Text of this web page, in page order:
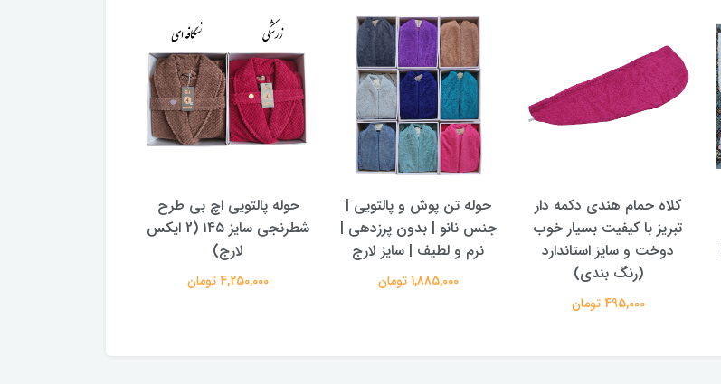
کلاه حمام هندی دکمه دار
تبریز با کیفیت بسیار خوب
دوخت و سایز استاندارد
(رنگ بندی)
495,000 تومان
حوله تن پوش و پالتویی |
جنس نانو | بدون پرزدهی |
نرم و لطیف | سایز لارج
1,885,000 تومان
حوله پالتویی اچ بی طرح
شطرنجی سایز ۱4۵ (2 ایکس
لارج)
4,250,000 تومان